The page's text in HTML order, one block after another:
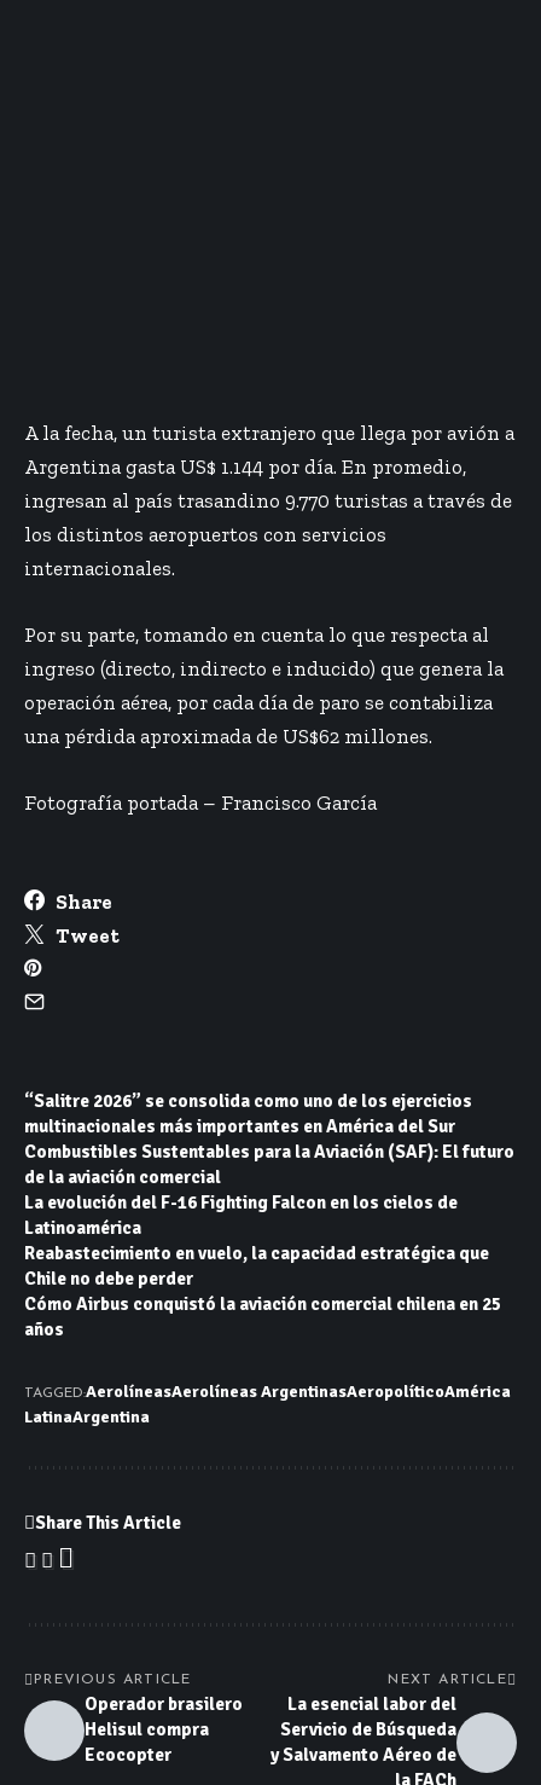
A la fecha, un turista extranjero que llega por avión a
Argentina gasta US$ 1.144 por día. En promedio,
ingresan al país trasandino 9.770 turistas a través de
los distintos aeropuertos con servicios
internacionales.
Por su parte, tomando en cuenta lo que respecta al
ingreso (directo, indirecto e inducido) que genera la
operación aérea, por cada día de paro se contabiliza
una pérdida aproximada de US$62 millones.
Fotografía portada – Francisco García
Share
Tweet
“Salitre 2026” se consolida como uno de los ejercicios
multinacionales más importantes en América del Sur
Combustibles Sustentables para la Aviación (SAF): El futuro
de la aviación comercial
La evolución del F-16 Fighting Falcon en los cielos de
Latinoamérica
Reabastecimiento en vuelo, la capacidad estratégica que
Chile no debe perder
Cómo Airbus conquistó la aviación comercial chilena en 25
años
TAGGED:AerolíneasAerolíneas ArgentinasAeropolíticoAmérica
LatinaArgentina
Share This Article
PREVIOUS ARTICLE
Operador brasilero
Helisul compra
Ecocopter
NEXT ARTICLE
La esencial labor del
Servicio de Búsqueda
y Salvamento Aéreo de
la FACh